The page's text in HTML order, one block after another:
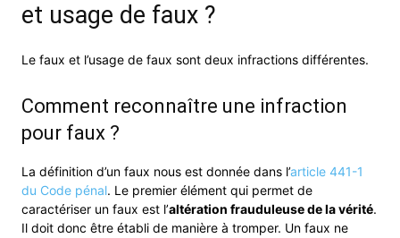
et usage de faux ?
Le faux et l’usage de faux sont deux infractions différentes.
Comment reconnaître une infraction
pour faux ?
La définition d’un faux nous est donnée dans l’article 441-1
du Code pénal. Le premier élément qui permet de
caractériser un faux est l’altération frauduleuse de la vérité.
Il doit donc être établi de manière à tromper. Un faux ne